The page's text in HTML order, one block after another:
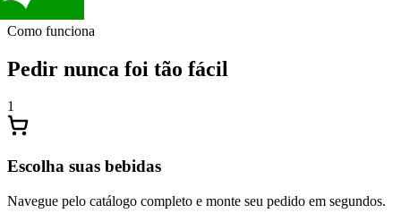
Como funciona
Pedir nunca foi tão fácil
1
Escolha suas bebidas
Navegue pelo catálogo completo e monte seu pedido em segundos.